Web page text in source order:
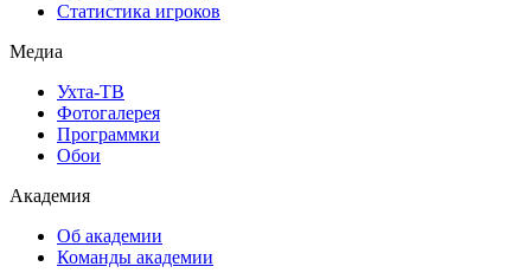
Статистика игроков
Медиа
Ухта-ТВ
Фотогалерея
Программки
Обои
Академия
Об академии
Команды академии